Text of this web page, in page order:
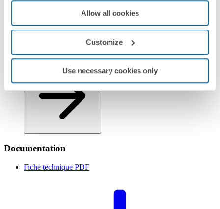
Allow all cookies
Customize
Use necessary cookies only
Informations logistiques
Documentation
Fiche technique PDF